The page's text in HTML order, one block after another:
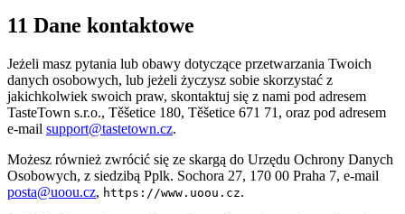
11 Dane kontaktowe
Jeżeli masz pytania lub obawy dotyczące przetwarzania Twoich
danych osobowych, lub jeżeli życzysz sobie skorzystać z
jakichkolwiek swoich praw, skontaktuj się z nami pod adresem
TasteTown s.r.o., Těšetice 180, Těšetice 671 71, oraz pod adresem
e-mail support@tastetown.cz.
Możesz również zwrócić się ze skargą do Urzędu Ochrony Danych
Osobowych, z siedzibą Pplk. Sochora 27, 170 00 Praha 7, e-mail
posta@uoou.cz, https://www.uoou.cz.